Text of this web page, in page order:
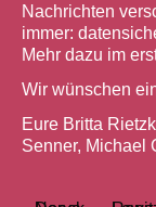
Nachrichten
immer:
Mehr dazu im
Wir wünschen
Eure Britta
Senner, Michael